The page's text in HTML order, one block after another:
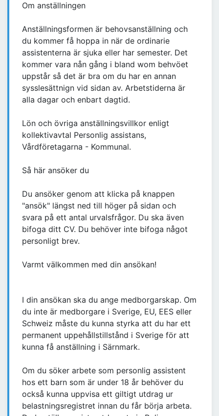
Om anställningen
Anställningsformen är behovsanställning och
du kommer få hoppa in när de ordinarie
assistenterna är sjuka eller har semester. Det
kommer vara nån gång i bland wom behvöet
uppstår så det är bra om du har en annan
sysslesättnign vid sidan av. Arbetstiderna är
alla dagar och enbart dagtid.
Lön och övriga anställningsvillkor enligt
kollektivavtal Personlig assistans,
Vårdföretagarna - Kommunal.
Så här ansöker du
Du ansöker genom att klicka på knappen
"ansök" längst ned till höger på sidan och
svara på ett antal urvalsfrågor. Du ska även
bifoga ditt CV. Du behöver inte bifoga något
personligt brev.
Varmt välkommen med din ansökan!
I din ansökan ska du ange medborgarskap. Om
du inte är medborgare i Sverige, EU, EES eller
Schweiz måste du kunna styrka att du har ett
permanent uppehållstillstånd i Sverige för att
kunna få anställning i Särnmark.
Om du söker arbete som personlig assistent
hos ett barn som är under 18 år behöver du
också kunna uppvisa ett giltigt utdrag ur
belastningsregistret innan du får börja arbeta.